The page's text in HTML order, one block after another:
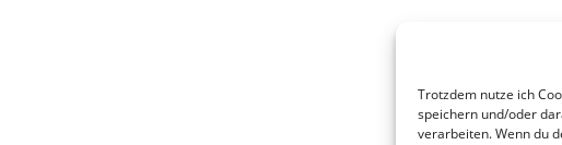
Trotzdem nutze ich
speichern und/oder
verarbeiten. Wenn du